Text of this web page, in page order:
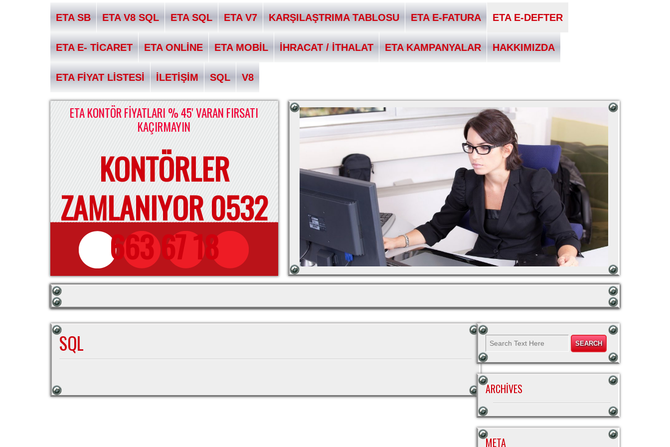
ETA SB ETA V8 SQL ETA SQL ETA V7 KARŞILAŞTRIMA TABLOSU ETA E-FATURA ETA E-DEFTER
ETA E- TİCARET ETA ONLİNE ETA MOBİL İHRACAT / İTHALAT ETA KAMPANYALAR HAKKIMIZDA
ETA FİYAT LİSTESİ İLETİŞİM SQL V8
ETA KONTÖR FİYATLARI % 45' VARAN FIRSATI
KAÇIRMAYIN
KONTÖRLER
ZAMLANIYOR 0532
663 67 18
SQL
ARCHIVES
META